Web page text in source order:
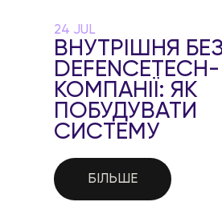
24 JUL
ВНУТРІШНЯ
DEFENCETECH-
КОМПАНІЇ: ЯК
ПОБУДУВАТИ
СИСТЕМУ
БІЛЬШЕ